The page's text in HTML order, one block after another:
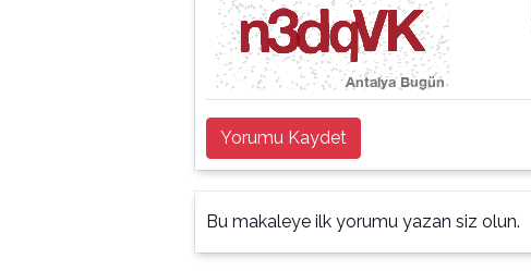
Yorumu Kaydet
Bu makaleye ilk yorumu yazan siz olun.